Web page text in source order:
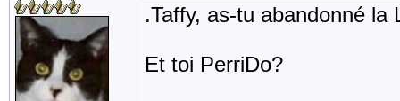
.Taffy, as-tu abandonné
Et toi PerriDo?